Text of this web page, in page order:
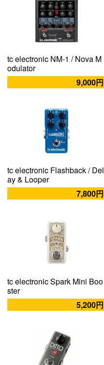
tc electronic NM-1 / Nova M
odulator
9,000円
tc electronic Flashback / Del
ay & Looper
7,800円
tc electronic Spark Mini Boo
ster
5,200円